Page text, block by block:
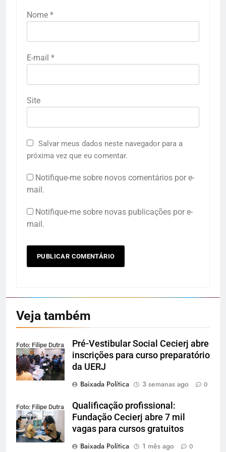
Nome *
E-mail *
Site
Salvar meus dados neste navegador para a
próxima vez que eu comentar.
Notifique-me sobre novos comentários por e-
mail.
Notifique-me sobre novas publicações por e-
mail.
Veja também
Foto: Filipe Dutra
Pré-Vestibular Social Cecierj abre
inscrições para curso preparatório
da UERJ
Baixada Política
3 semanas ago 0
Foto: Filipe Dutra
Qualificação profissional:
Fundação Cecierj abre 7 mil
vagas para cursos gratuitos
Baixada Política
1 mês ago 0